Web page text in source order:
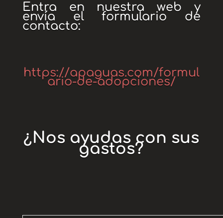
Entra en nuestra web y
envía el formulario de
contacto:
https://apaguas.com/formul
ario-de-adopciones/
¿Nos ayudas con sus
gastos?